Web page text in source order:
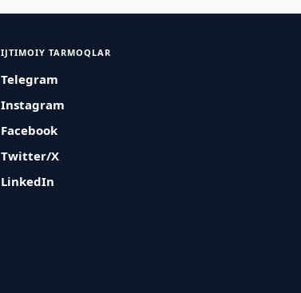
IJTIMOIY TARMOQLAR
Telegram
Instagram
Facebook
Twitter/X
LinkedIn